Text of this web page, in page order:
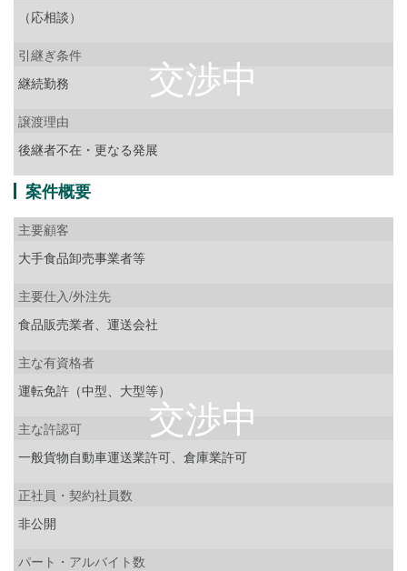
（応相談）
引継ぎ条件
継続勤務
譲渡理由
後継者不在・更なる発展
案件概要
主要顧客
大手食品卸売事業者等
主要仕入/外注先
食品販売業者、運送会社
主な有資格者
運転免許（中型、大型等）
主な許認可
一般貨物自動車運送業許可、倉庫業許可
正社員・契約社員数
非公開
パート・アルバイト数